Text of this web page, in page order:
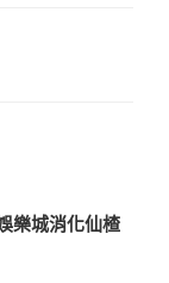
樂城消化仙楂